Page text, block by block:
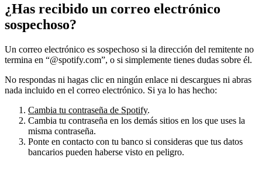
¿Has recibido un correo electrónico
sospechoso?
Un correo electrónico es sospechoso si la dirección del remitente no
termina en “@spotify.com”, o si simplemente tienes dudas sobre él.
No respondas ni hagas clic en ningún enlace ni descargues ni abras
nada incluido en el correo electrónico. Si ya lo has hecho:
Cambia tu contraseña de Spotify.
Cambia tu contraseña en los demás sitios en los que uses la
misma contraseña.
Ponte en contacto con tu banco si consideras que tus datos
bancarios pueden haberse visto en peligro.